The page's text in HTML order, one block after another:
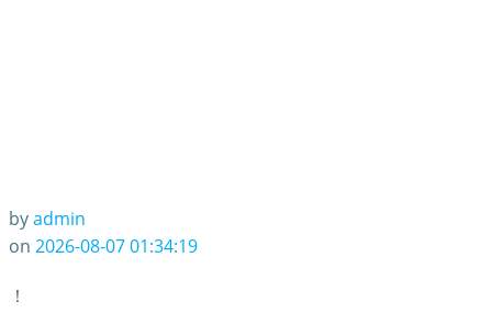
byadmin
on 2026-08-07 01:34:19
！